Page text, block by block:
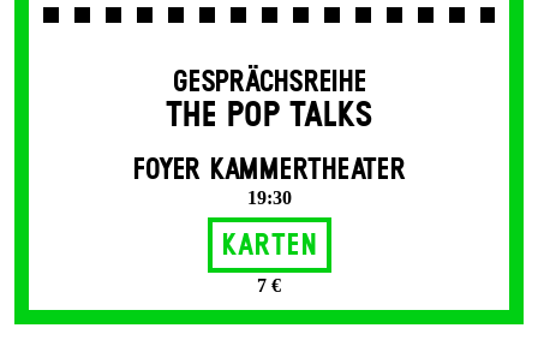
GESPRÄCHSREIHE
THE POP TALKS
FOYER KAMMERTHEATER
19:30
Karten
7 €